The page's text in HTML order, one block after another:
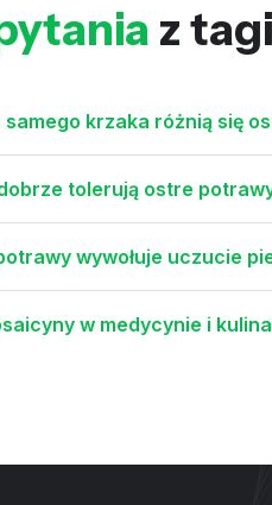
z
krzaka różnią się
tolerują ostre
wywołuje uczucie
w medycynie i